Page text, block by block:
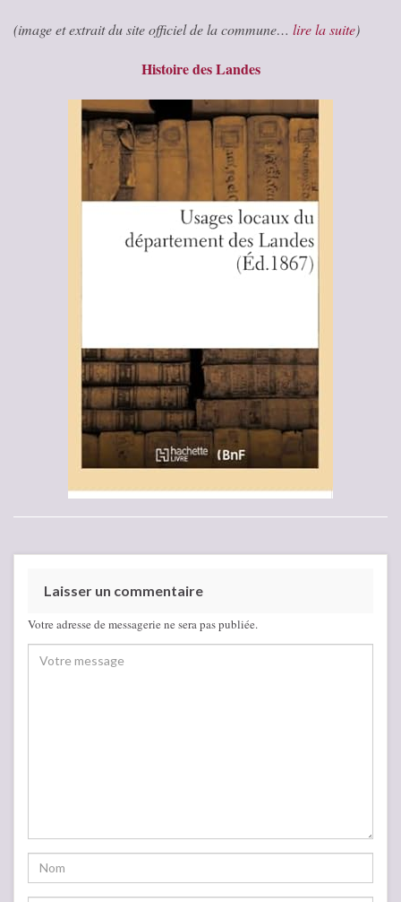
(image et extrait du site officiel de la commune… lire la suite)
Histoire des Landes
Laisser un commentaire
Votre adresse de messagerie ne sera pas publiée.